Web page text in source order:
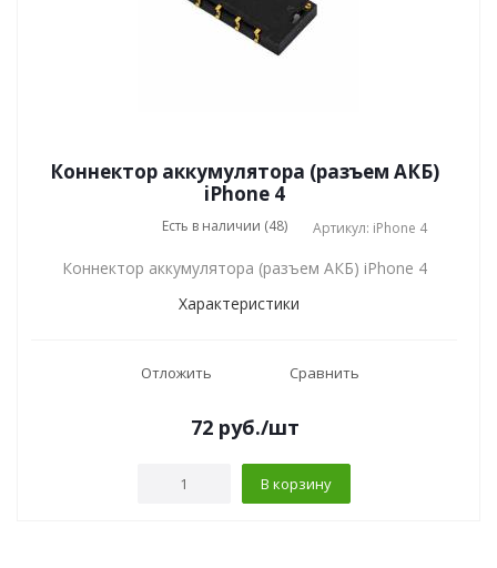
Коннектор аккумулятора (разъем АКБ)
iPhone 4
Есть в наличии (48) Артикул: iPhone 4
Коннектор аккумулятора (разъем АКБ) iPhone 4
Характеристики
Отложить Сравнить
72руб./шт
В корзину